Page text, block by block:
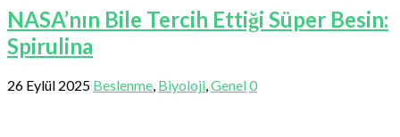
NASA’nın Bile Tercih Ettiği Süper Besin:
Spirulina
26 Eylül 2025 Beslenme Biyoloji Genel0